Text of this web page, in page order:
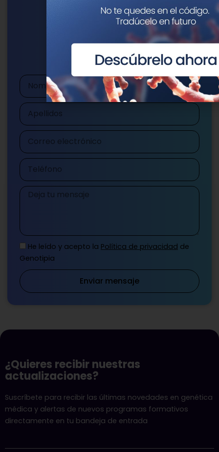
Escríbenos
publicaciones@genotipia.com
Nombre
Apellidos
Correo
electrónico
Teléfono
Mensaje
He leído y acepto la Política de privacidad de
Genotipia
Enviar mensaje
¿Quieres recibir nuestras
actualizaciones?
Suscríbete para recibir las últimas novedades en genética
médica y alertas de nuevos programas formativos
directamente en tu bandeja de entrada